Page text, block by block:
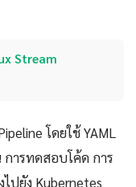
Stream
โดยใช้ YAML
ารทดสอบโค้ด การ
ปยัง Kubernetes